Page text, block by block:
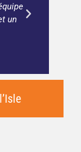
un